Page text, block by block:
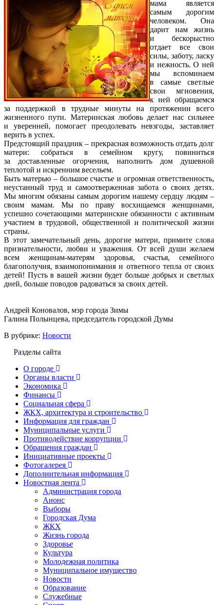
мама является
самым дорогим
человеком. Она
дарит нам жизнь
и бескорыстно
отдает все свои
силы, заботу, ласку
и нежность. О ней
мы вспоминаем
в самые светлые
свои мгновения,
к ней обращаемся
за поддержкой в трудные минуты на протяжении всего
жизненного пути. Материнская любовь делает нас сильнее
и уверенней, помогает преодолевать невзгоды, заставляет
верить в успех.
Предстоящий праздник – прекрасная возможность отдать долг
матери: собраться в семейном кругу, повиниться
за доставленные огорчения, наполнить дом душевной
теплотой и искренним весельем.
Быть матерью – большое счастье и огромная ответственность,
неустанный труд и самоотверженная забота о своих детях.
Мы многим обязаны самым дорогим нашему сердцу людям –
своим мамам. Мы по праву восхищаемся женщинами,
успешно сочетающими материнские обязанности с активным
участием в трудовой, общественной и политической жизни
страны.
В этот замечательный день, дорогие матери, примите слова
признательности, любви и уважения. От всей души желаем
всем женщинам-матерям здоровья, счастья, семейного
благополучия, взаимопонимания и ответного тепла от своих
детей! Пусть в вашей жизни будет больше добрых и светлых
дней, больше поводов радоваться за своих детей.
Андрей Коновалов, мэр города Зимы
Галина Полынцева, председатель городской Думы
В рубрике: Новости
Разделы сайта
О городе
Органы власти
Экономика
Финансы
Социальная сфера
ЖКХ, архитектура и строительство
Информация для граждан
Муниципальные услуги
Противодействие коррупции
Обращения граждан
Инициативные проекты
Фотогалерея
Дополнительная информация
Новостная лента
Администрация города
Анонс
Выборы
Городская Дума
ЖКХ
Жизнь города
Здоровье
Культура
Молодежная политика
Муниципальное имущество
Новости
Образование
Служебные